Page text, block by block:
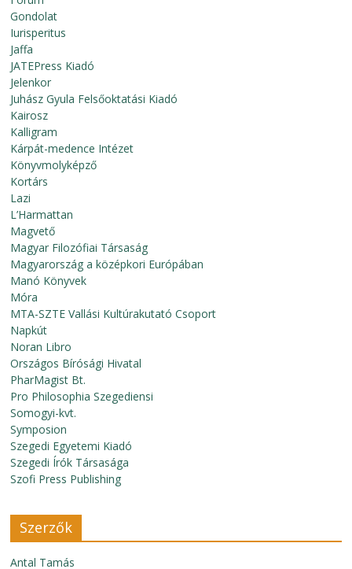
Gondolat
Iurisperitus
Jaffa
JATEPress Kiadó
Jelenkor
Juhász Gyula Felsőoktatási Kiadó
Kairosz
Kalligram
Kárpát-medence Intézet
Könyvmolyképző
Kortárs
Lazi
L’Harmattan
Magvető
Magyar Filozófiai Társaság
Magyarország a középkori Európában
Manó Könyvek
Móra
MTA-SZTE Vallási Kultúrakutató Csoport
Napkút
Noran Libro
Országos Bírósági Hivatal
PharMagist Bt.
Pro Philosophia Szegediensi
Somogyi-kvt.
Symposion
Szegedi Egyetemi Kiadó
Szegedi Írók Társasága
Szofi Press Publishing
Szerzők
Antal Tamás